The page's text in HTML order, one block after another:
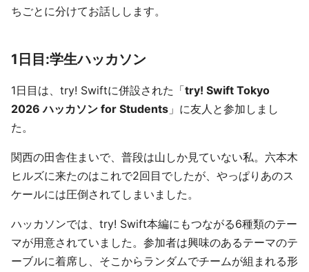
ちごとに分けてお話しします。
1日目:学生ハッカソン
1日目は、try! Swiftに併設された「try! Swift Tokyo
2026 ハッカソン for Students 」に友人と参加しまし
た。
関西の田舎住まいで、普段は山しか見ていない私。六本木
ヒルズに来たのはこれで2回目でしたが、やっぱりあのス
ケールには圧倒されてしまいました。
ハッカソンでは、try! Swift本編にもつながる6種類のテー
マが用意されていました。参加者は興味のあるテーマのテ
ーブルに着席し、そこからランダムでチームが組まれる形